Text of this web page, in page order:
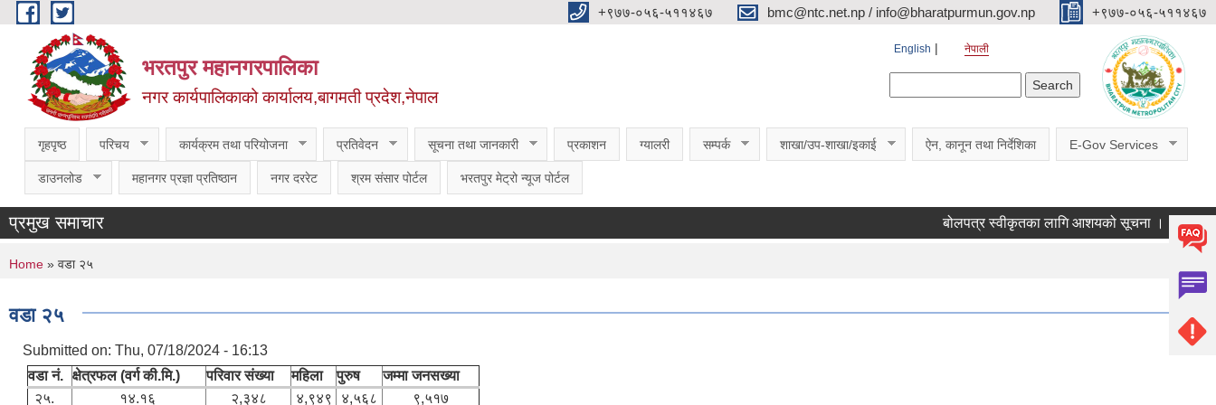
Skip to main content ‌‌+९७७-०५६-५११४६७ bmc@ntc.net.np / info@bharatpurmun.gov.np ‌‌+९७७-०५६-५११४६७
भरतपुर महानगरपालिका
नगर कार्यपालिकाको कार्यालय,बागमती प्रदेश,नेपाल
English नेपाली
गृहपृष्ठ परिचय कार्यक्रम तथा परियोजना प्रतिवेदन सूचना तथा जानकारी प्रकाशन ग्यालरी सम्पर्क शाखा/उप-शाखा/इकाई ऐन, कानून तथा निर्देशिका E-Gov Services
डाउनलोड महानगर प्रज्ञा प्रतिष्ठान नगर दररेट श्रम संसार पोर्टल भरतपुर मेट्रो न्यूज पोर्टल
प्रमुख समाचार बोलपत्र स्वीकृतका लागि आशयको सूचना । वडागत
You are here
Home » वडा २५
वडा २५
Submitted on: Thu, 07/18/2024 - 16:13
वडा नं. क्षेत्रफल (वर्ग की.मि.) परिवार संख्या महिला पुरुष
जम्मा जनसख्या
२५.
१४.१६ २,३४८ ४,९४९ ४,५६८ ९,५१७